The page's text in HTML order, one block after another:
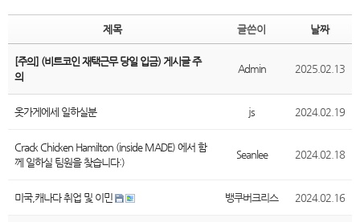
제목 글쓴이 날짜
[주의] (비트코인 재택근무 당일 입금) 게시글 주
의
Admin 2025.02.13
옷가게에세 일하실분 js 2024.02.19
Crack Chicken Hamilton (inside MADE) 에서 함
께 일하실 팀원을 찾습니다:)
Seanlee 2024.02.18
미국,캐나다 취업 및 이민 뱅쿠버크리스 2024.02.16